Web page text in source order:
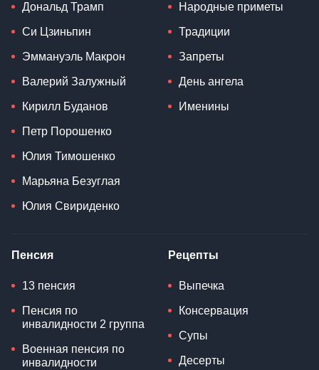
Дональд Трамп
Си Цзиньпин
Эммануэль Макрон
Валерий Залужный
Кирилл Буданов
Петр Порошенко
Юлия Тимошенко
Марьяна Безуглая
Юлия Свириденко
Народные приметы
Традиции
Запреты
День ангела
Именины
Пенсия
13 пенсия
Пенсия по
инвалидности 2 группа
Военная пенсия по
инвалидности
Рецепты
Выпечка
Консервация
Супы
Десерты